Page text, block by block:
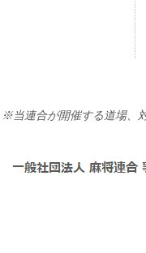
※当連合が開催する道場、